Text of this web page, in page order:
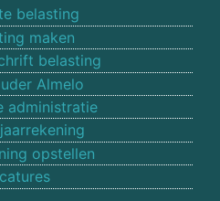
belasting
maken
belasting
Almelo
administratie
opstellen